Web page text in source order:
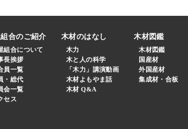
合のご紹介
組合について
長挨拶
員一覧
・総代
会一覧
セス
木材のはなし
木力
木と人の科学
「木力」講演動画
木材よもやま話
木材 Q&A
木材図鑑
木材図鑑
国産材
外国産材
集成材・合板